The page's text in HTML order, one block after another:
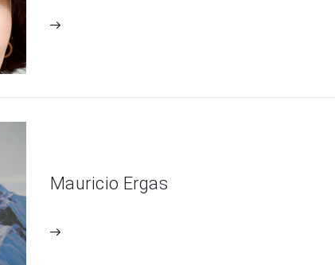
Mauricio Ergas